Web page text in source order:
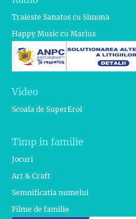
Traieste Sanatos cu Simona
Happy Music cu Marius
Video
Scoala de SuperEroi
Timp in familie
Jocuri
Art & Craft
Semnificatia numelui
Filme de familie